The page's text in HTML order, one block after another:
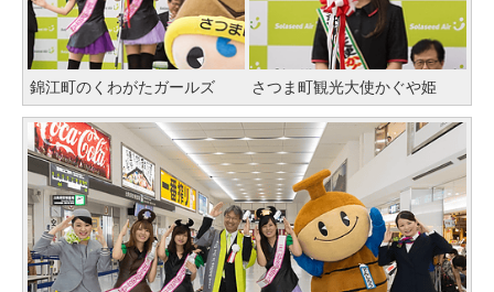
錦江町のくわがたガールズ さつま町観光大使かぐや姫